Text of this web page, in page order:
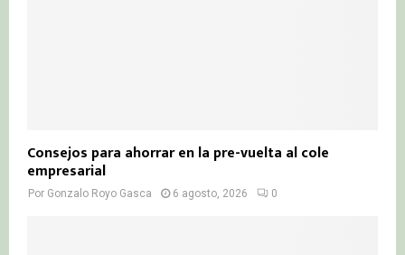
Consejos para ahorrar en la pre-vuelta al cole
empresarial
Por Gonzalo Royo Gasca 6 agosto, 2026 0